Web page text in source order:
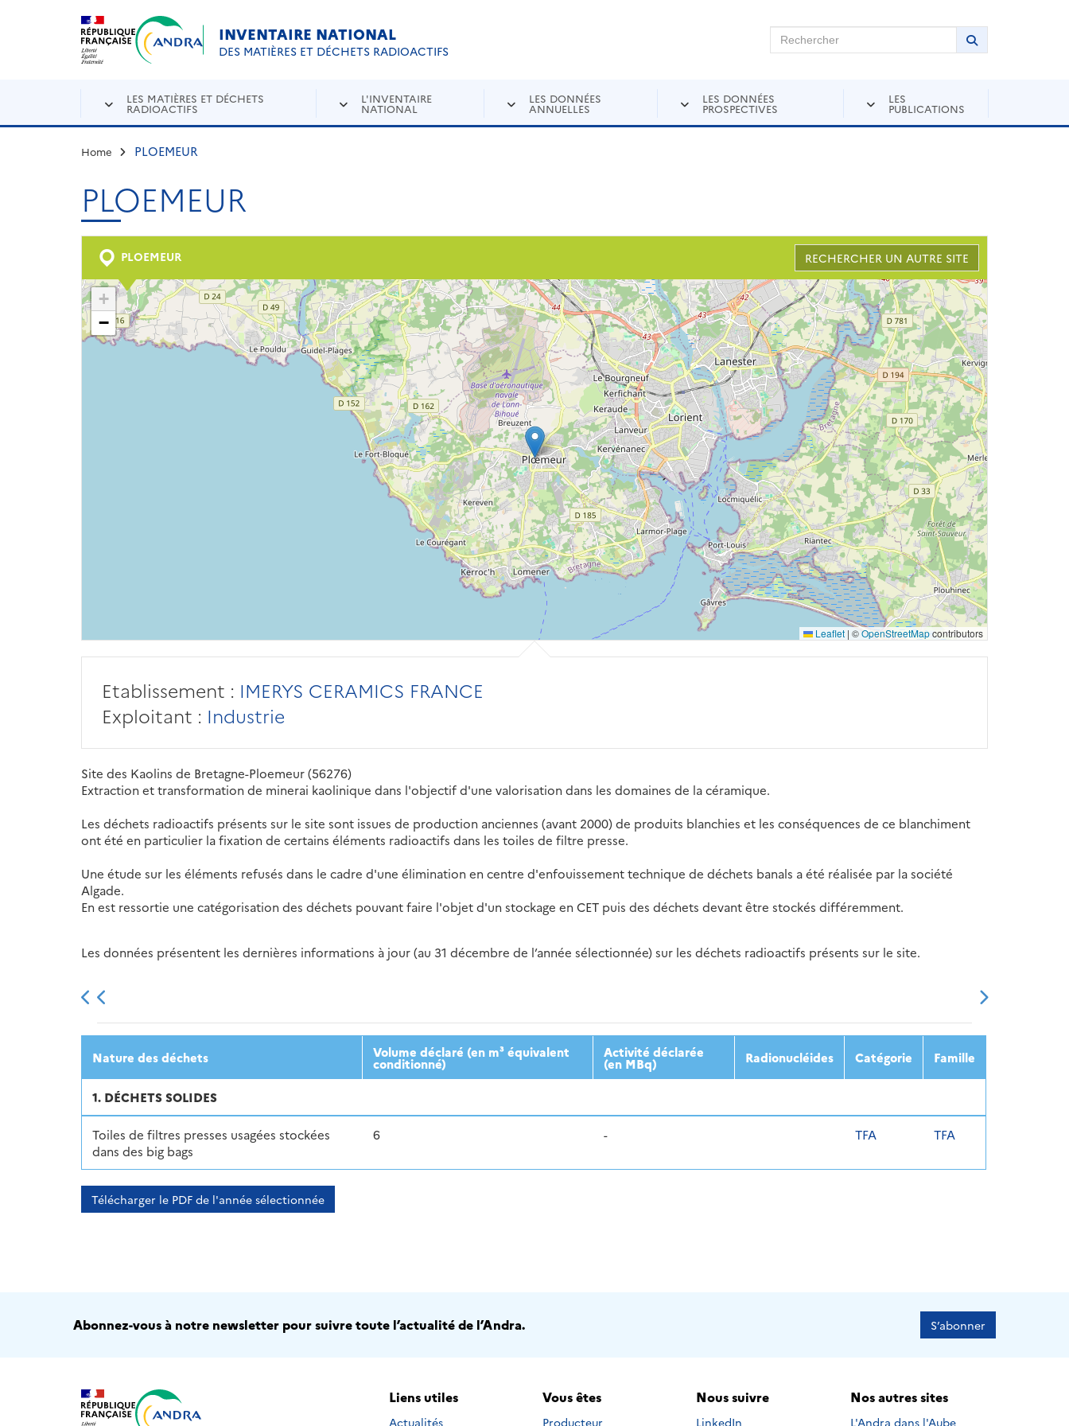
Aller au contenu principal
INVENTAIRE NATIONAL
DES MATIÈRES ET DÉCHETS RADIOACTIFS
Rechercher sur Andra Inventaire Rechercher
Lancer la
LES MATIÈRES ET DÉCHETS
RADIOACTIFS
L'INVENTAIRE
NATIONAL
LES DONNÉES
ANNUELLES
LES DONNÉES
PROSPECTIVES
LES
PUBLICATIONS
Home PLOEMEUR
PLOEMEUR
PLOEMEUR RECHERCHER UN AUTRE SITE
+
−
Leaflet | ©OpenStreetMapcontributors
Etablissement : IMERYS CERAMICS FRANCE
Exploitant : Industrie
Site des Kaolins de Bretagne-Ploemeur (56276)
Extraction et transformation de minerai kaolinique dans l'objectif d'une valorisation dans les domaines de la céramique.
Les déchets radioactifs présents sur le site sont issues de production anciennes (avant 2000) de produits blanchies et les conséquences de ce blanchiment
ont été en particulier la fixation de certains éléments radioactifs dans les toiles de filtre presse.
Une étude sur les éléments refusés dans le cadre d'une élimination en centre d'enfouissement technique de déchets banals a été réalisée par la société
Algade.
En est ressortie une catégorisation des déchets pouvant faire l'objet d'un stockage en CET puis des déchets devant être stockés différemment.
Les données présentent les dernières informations à jour (au 31 décembre de l’année sélectionnée) sur les déchets radioactifs présents sur le site.
2013 2014 2015 2016 2017 2018 2019 2020 2021 2022 2023
Nature des déchets Volume déclaré (en m³ équivalent
conditionné)
Activité déclarée
(en MBq) Radionucléides Catégorie Famille
1. DÉCHETS SOLIDES
Toiles de filtres presses usagées stockées
dans des big bags
6 - TFA TFA
Télécharger le PDF de l'année sélectionnée
Abonnez-vous à notre newsletter pour suivre toute l’actualité de l’Andra. S’abonner
Liens utiles
Actualités
Vous êtes
Producteur
Nous suivre
Nous suivre sur
LinkedIn
Nos autres sites
L'Andra dans l'Aube